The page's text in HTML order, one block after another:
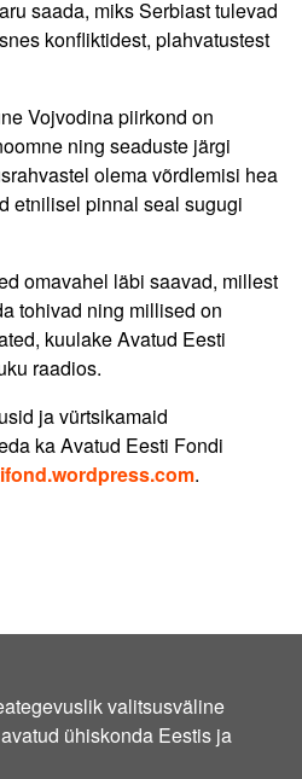
saada, miks Serbiast tulevad
konfliktidest, plahvatustest
Vojvodina piirkond on
ning seaduste järgi
olema võrdlemisi hea
etnilisel pinnal seal sugugi
omavahel läbi saavad, millest
tohivad ning millised on
kuulake Avatud Eesti
raadios.
ja vürtsikamaid
ka Avatud Eesti Fondi
.
valitsusväline
ühiskonda Eestis ja